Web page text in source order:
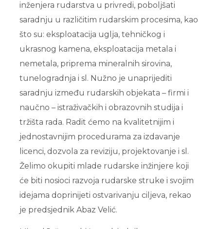
inženjera rudarstva u privredi, poboljšati
saradnju u različitim rudarskim procesima, kao
što su: eksploatacija uglja, tehničkog i
ukrasnog kamena, eksploatacija metala i
nemetala, priprema mineralnih sirovina,
tunelogradnja i sl. Nužno je unaprijediti
saradnju između rudarskih objekata – firmi i
naučno – istraživačkih i obrazovnih studija i
tržišta rada. Radit ćemo na kvalitetnijim i
jednostavnijim procedurama za izdavanje
licenci, dozvola za reviziju, projektovanje i sl.
Želimo okupiti mlade rudarske inžinjere koji
će biti nosioci razvoja rudarske struke i svojim
idejama doprinijeti ostvarivanju ciljeva, rekao
je predsjednik Abaz Velić.